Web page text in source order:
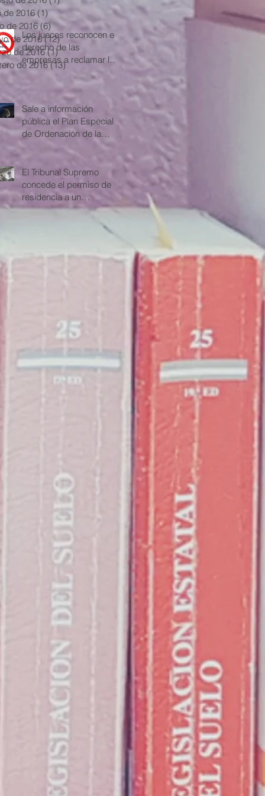
ante las cláusulas
abusivas
Los jueces reconocen el
derecho de las
empresas a reclamar la
cláusula suelo
Sale a información
pública el Plan Especial
de Ordenación de la
Playa de Las Teresitas
El Tribunal Supremo
concede el permiso de
residencia a un
extranjero con
de 2016 (1) 1 entrada
de 2016 (6)6 entradas
de 2016 (12)12 entradas
de 2016 (1)1 entrada
de 2016 (13)13 entradas